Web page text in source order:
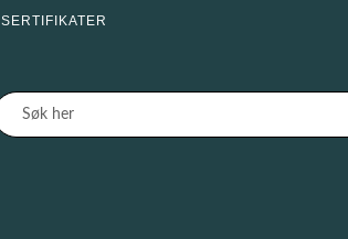
SERTIFIKATER